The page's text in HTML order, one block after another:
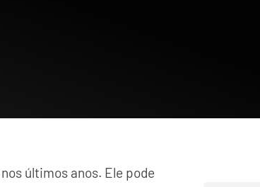
últimos anos. Ele pode